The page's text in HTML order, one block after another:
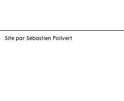
Site par Sébastien Poilvert